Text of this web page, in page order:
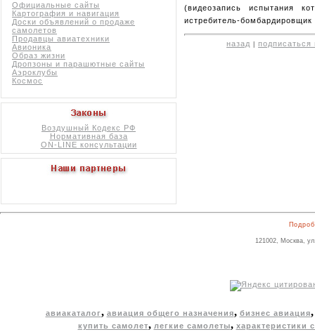
Официальные сайты
Картография и навигация
Доски объявлений о продаже
самолетов
Продавцы авиатехники
Авионика
Образ жизни
Дропзоны и парашютные сайты
Аэроклубы
Космос
Воздушный Кодекс РФ
Нормативная база
ON-LINE консультации
(видеозапись испытания
истребитель-
назад подписаться
121002, Москва,
авиакаталог, авиация общего назначения, бизнес авиация
купить самолет, легкие самолеты, характеристики